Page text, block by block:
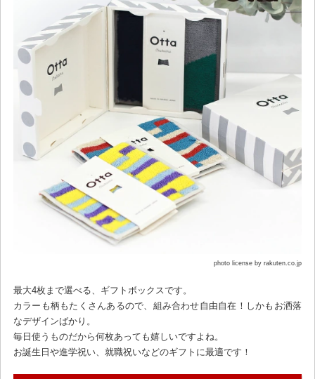
photo license by rakuten.co.jp
最大4枚まで選べる、ギフトボックスです。
カラーも柄もたくさんあるので、組み合わせ自由自在！しかもお洒落
なデザインばかり。
毎日使うものだから何枚あっても嬉しいですよね。
お誕生日や進学祝い、就職祝いなどのギフトに最適です！